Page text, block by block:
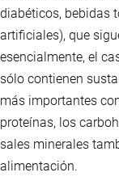
diabéticos, bebidas
artificiales), que
esencialmente, el
sólo contienen
más importantes
proteínas, los
sales minerales
alimentación.